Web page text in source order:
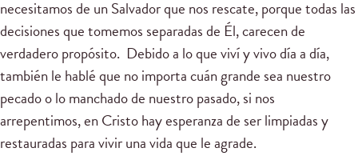
necesitamos de un Salvador que nos rescate, porque todas las
decisiones que tomemos separadas de Él, carecen de
verdadero propósito. Debido a lo que viví y vivo día a día,
también le hablé que no importa cuán grande sea nuestro
pecado o lo manchado de nuestro pasado, si nos
arrepentimos, en Cristo hay esperanza de ser limpiadas y
restauradas para vivir una vida que le agrade.